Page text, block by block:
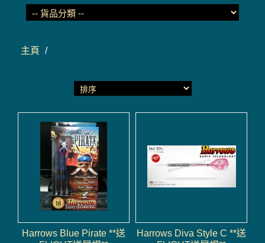
貨品分類
購物車
主頁 /
Harrows Blue Pirate **送
Harrows Diva Style C **送